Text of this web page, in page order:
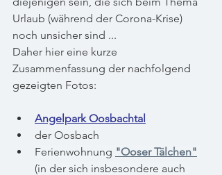
Urlaub (während der Corona-Krise)
noch unsicher sind ...
Daher hier eine kurze
Zusammenfassung der nachfolgend
gezeigten Fotos:
Angelpark Oosbachtal
der Oosbach
Ferienwohnung "Ooser Tälchen"
(in der sich insbesondere auch